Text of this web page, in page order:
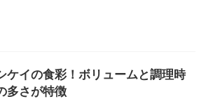
ケイの食彩！ボリュームと調理時
多さが特徴